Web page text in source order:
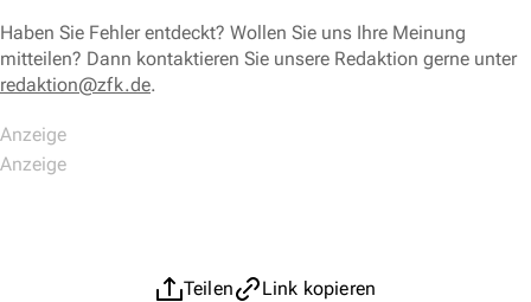
Haben Sie Fehler entdeckt? Wollen Sie uns Ihre Meinung
mitteilen? Dann kontaktieren Sie unsere Redaktion gerne unter
redaktion@zfk.de.
Teilen
Link kopieren